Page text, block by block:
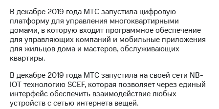
В декабре 2019 года МТС запустила цифровую
платформу для управления многоквартирными
домами, в которую входит программное обеспечение
для управляющих компаний и мобильные приложения
для жильцов дома и мастеров, обслуживающих
квартиры.
В декабре 2019 года МТС запустила на своей сети NB-
IOT технологию SCEF, которая позволяет через единый
интерфейс обеспечить взаимодействие любых
устройств с сетью интернета вещей.